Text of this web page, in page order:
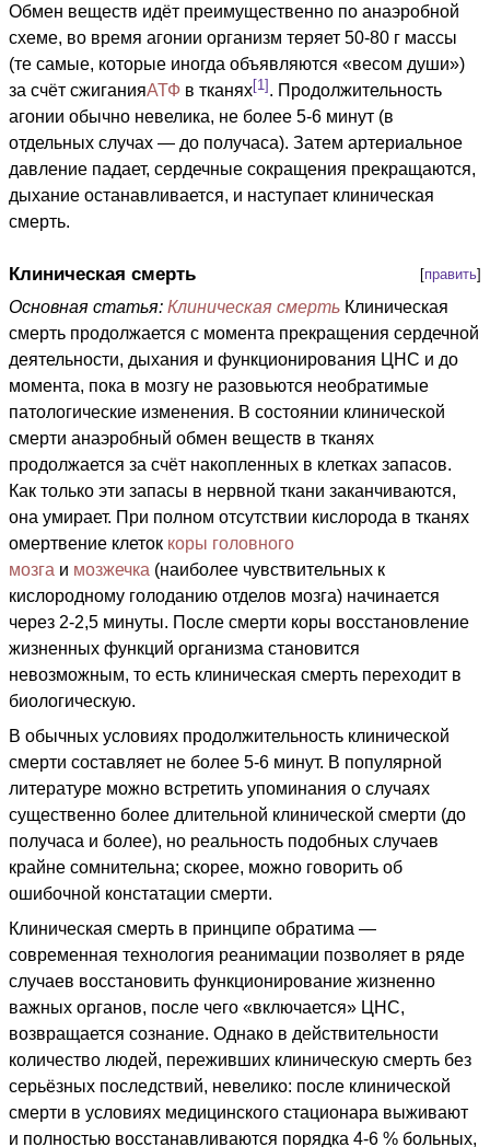
Обмен веществ идёт преимущественно по анаэробной
схеме, во время агонии организм теряет 50-80 г массы
(те самые, которые иногда объявляются «весом души»)
за счёт сжиганияАТФ в тканях[1]. Продолжительность
агонии обычно невелика, не более 5-6 минут (в
отдельных случах — до получаса). Затем артериальное
давление падает, сердечные сокращения прекращаются,
дыхание останавливается, и наступает клиническая
смерть.
[править]
Клиническая смерть
Основная статья: Клиническая смерть Клиническая
смерть продолжается с момента прекращения сердечной
деятельности, дыхания и функционирования ЦНС и до
момента, пока в мозгу не разовьются необратимые
патологические изменения. В состоянии клинической
смерти анаэробный обмен веществ в тканях
продолжается за счёт накопленных в клетках запасов.
Как только эти запасы в нервной ткани заканчиваются,
она умирает. При полном отсутствии кислорода в тканях
омертвение клеток коры головного
мозга и мозжечка (наиболее чувствительных к
кислородному голоданию отделов мозга) начинается
через 2-2,5 минуты. После смерти коры восстановление
жизненных функций организма становится
невозможным, то есть клиническая смерть переходит в
биологическую.
В обычных условиях продолжительность клинической
смерти составляет не более 5-6 минут. В популярной
литературе можно встретить упоминания о случаях
существенно более длительной клинической смерти (до
получаса и более), но реальность подобных случаев
крайне сомнительна; скорее, можно говорить об
ошибочной констатации смерти.
Клиническая смерть в принципе обратима —
современная технология реанимации позволяет в ряде
случаев восстановить функционирование жизненно
важных органов, после чего «включается» ЦНС,
возвращается сознание. Однако в действительности
количество людей, переживших клиническую смерть без
серьёзных последствий, невелико: после клинической
смерти в условиях медицинского стационара выживают
и полностью восстанавливаются порядка 4-6 % больных,